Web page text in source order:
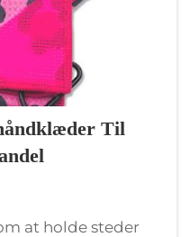
Til
at holde steder